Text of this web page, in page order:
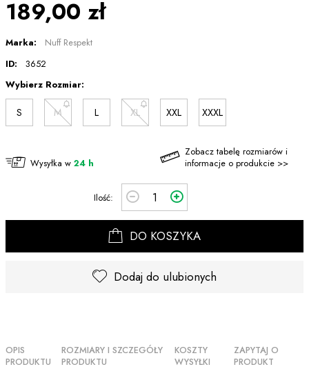
189,00 zł
Marka:
Nuff Respekt
ID:
3652
Wybierz Rozmiar:
S M L XL XXL XXXL
Wysyłka w 24 h
Zobacz tabelę rozmiarów i
informacje o produkcie >>
Ilość:
DO KOSZYKA
Dodaj do ulubionych
OPIS
PRODUKTU
ROZMIARY I SZCZEGÓŁY
PRODUKTU
KOSZTY
WYSYŁKI
ZAPYTAJ O
PRODUKT